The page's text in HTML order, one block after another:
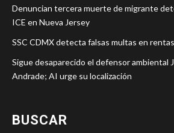
Denuncian tercera muerte de migrante
ICE en Nueva Jersey
SSC CDMX detecta falsas multas en
Sigue desaparecido el defensor ambiental
Andrade; AI urge su localización
BUSCAR